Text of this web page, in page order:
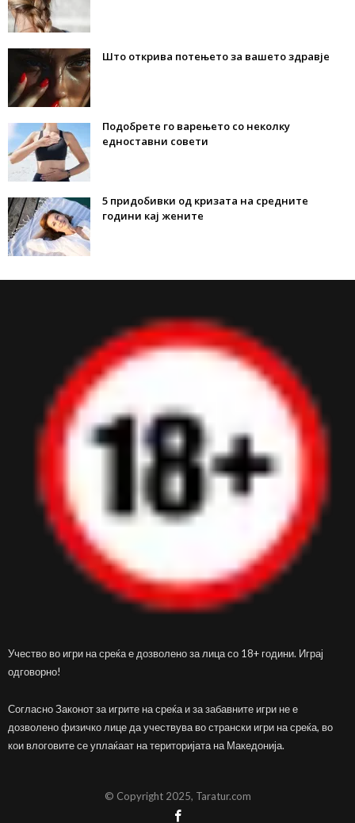
Што открива потењето за вашето здравје
Подобрете го варењето со неколку
едноставни совети
5 придобивки од кризата на средните
години кај жените
Учество во игри на среќа е дозволено за лица со 18+ години. Играј
одговорно!
Согласно Законот за игрите на среќа и за забавните игри не е
дозволено физичко лице да учествува во странски игри на среќа, во
кои влоговите се уплаќаат на територијата на Македонија.
© Copyright 2025, Taratur.com